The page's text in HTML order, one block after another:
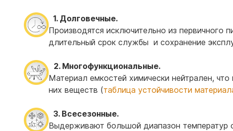
1. Долговечные.
Производятся исключительно из первичного
длительный срок службы и сохранение
2. Многофункциональные.
Материал емкостей химически нейтрален,
них веществ (таблица устойчивости
3. Всесезонные.
Выдерживают большой диапазон температур